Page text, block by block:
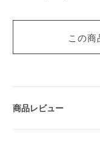
この
商品レビュー